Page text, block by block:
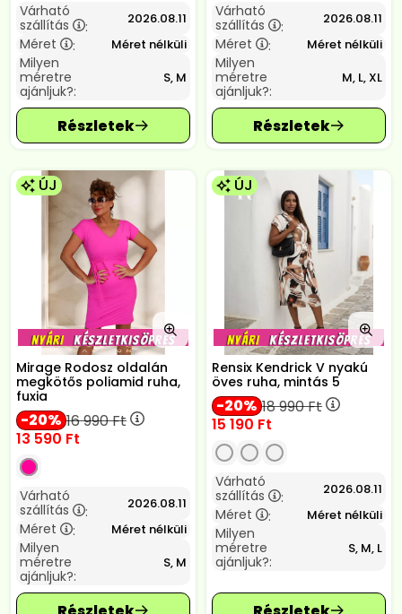
Várható
szállítás
: 2026.08.11
Méret : Méret nélküli
Milyen
méretre
ajánljuk?:
S, M
Várható
szállítás
: 2026.08.11
Méret : Méret nélküli
Milyen
méretre
ajánljuk?:
M, L, XL
ÚJ
Mirage Rodosz oldalán
megkötős poliamid ruha,
fuxia
20 16 990Ft
13 590 Ft
Várható
szállítás
: 2026.08.11
Méret : Méret nélküli
Milyen
méretre
ajánljuk?:
S, M
ÚJ
Rensix Kendrick V nyakú
öves ruha, mintás 5
20 18 990Ft
15 190 Ft
Várható
szállítás
: 2026.08.11
Méret : Méret nélküli
Milyen
méretre
ajánljuk?:
S, M, L